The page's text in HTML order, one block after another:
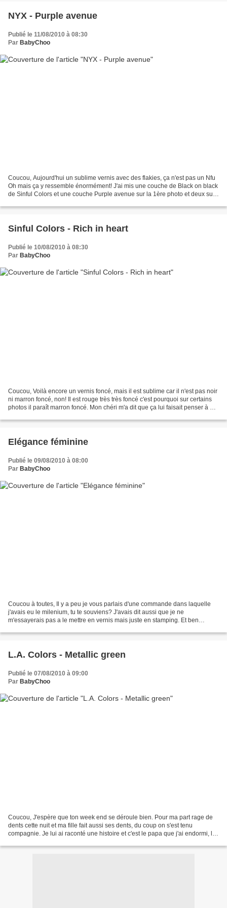
NYX - Purple avenue
Publié le 11/08/2010 à 08:30
Par BabyChoo
Coucou, Aujourd'hui un sublime vernis avec des flakies, ça n'est pas un Nfu
Oh mais ça y ressemble énormément! J'ai mis une couche de Black on black
de Sinful Colors et une couche Purple avenue sur la 1ère photo et deux sur
Sinful Colors - Rich in heart
Publié le 10/08/2010 à 08:30
Par BabyChoo
Coucou, Voilà encore un vernis foncé, mais il est sublime car il n'est pas noir
ni marron foncé, non! Il est rouge très très foncé c'est pourquoi sur certains
photos il paraît marron foncé. Mon chéri m'a dit que ça lui faisait penser à du
Elégance féminine
Publié le 09/08/2010 à 08:00
Par BabyChoo
Coucou à toutes, Il y a peu je vous parlais d'une commande dans laquelle
j'avais eu le milenium, tu te souviens? J'avais dit aussi que je ne
m'essayerais pas a le mettre en vernis mais juste en stamping. Et ben
L.A. Colors - Metallic green
Publié le 07/08/2010 à 09:00
Par BabyChoo
Coucou, J'espère que ton week end se déroule bien. Pour ma part rage de
dents cette nuit et ma fille fait aussi ses dents, du coup on s'est tenu
compagnie. Je lui ai raconté une histoire et c'est le papa que j'ai endormi, lol